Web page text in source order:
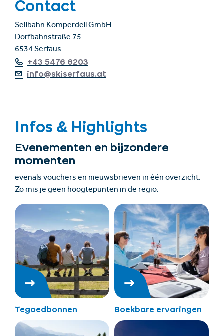
Contact
Seilbahn Komperdell GmbH
Dorfbahnstraße 75
6534 Serfaus
+43 5476 6203
info@skiserfaus.at
Infos & Highlights
Evenementen en bijzondere
momenten
evenals vouchers en nieuwsbrieven in één overzicht.
Zo mis je geen hoogtepunten in de regio.
Tegoedbonnen Boekbare ervaringen